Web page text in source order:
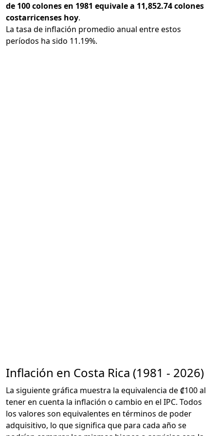
de 100 colones en 1981 equivale a 11,852.74 colones
costarricenses hoy.
La tasa de inflación promedio anual entre estos
períodos ha sido 11.19%.
Inflación en Costa Rica (1981 - 2026)
La siguiente gráfica muestra la equivalencia de ₡100 al
tener en cuenta la inflación o cambio en el IPC. Todos
los valores son equivalentes en términos de poder
adquisitivo, lo que significa que para cada año se